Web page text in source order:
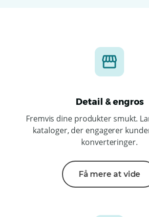
Detail & engros
Fremvis dine produkter smukt.
kataloger, der engagerer
konverteringer.
Få mere at vide